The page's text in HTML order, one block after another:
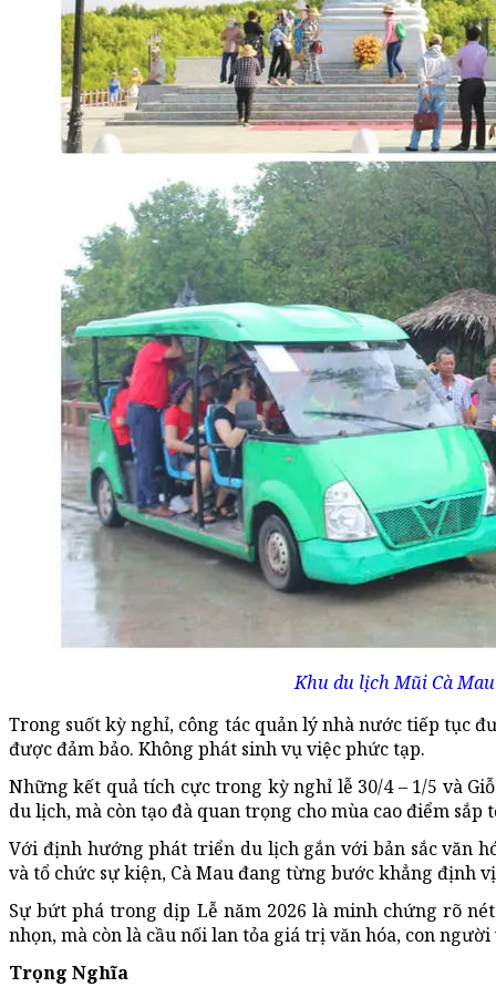
Khu du lịch Mũi Cà
Trong suốt kỳ nghỉ, công tác quản lý nhà nước tiếp tục
được đảm bảo. Không phát sinh vụ việc phức tạp.
Những kết quả tích cực trong kỳ nghỉ lễ 30/4 – 1/5 và
du lịch, mà còn tạo đà quan trọng cho mùa cao điểm sắp
Với định hướng phát triển du lịch gắn với bản sắc văn
và tổ chức sự kiện, Cà Mau đang từng bước khẳng định
Sự bứt phá trong dịp Lễ năm 2026 là minh chứng rõ
nhọn, mà còn là cầu nối lan tỏa giá trị văn hóa, con
Trọng Nghĩa